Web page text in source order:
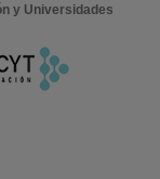
y Universidades